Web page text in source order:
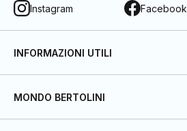
Instagram Facebook
INFORMAZIONI UTILI
MONDO BERTOLINI